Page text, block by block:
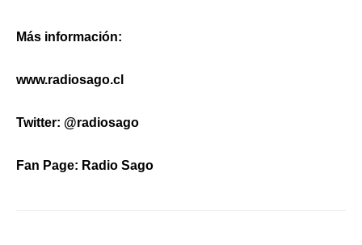
Más información:
www.radiosago.cl
Twitter: @radiosago
Fan Page: Radio Sago